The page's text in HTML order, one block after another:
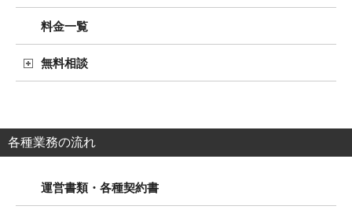
料金一覧
無料相談
各種業務の流れ
運営書類・各種契約書